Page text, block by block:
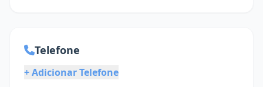
Telefone
+ Adicionar Telefone